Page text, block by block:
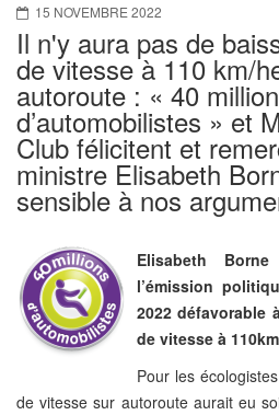
15 NOVEMBRE 2022
Il n'y aura pas de
de vitesse à 110 km/
autoroute : « 40
d’automobilistes » et
Club félicitent et
ministre Elisabeth
sensible à nos
Elisabeth
l’émission
2022 défavorable
de vitesse à
Pour les
de vitesse sur autoroute aurait eu